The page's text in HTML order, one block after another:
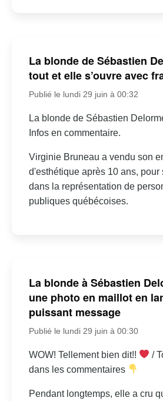
La blonde de Sébastien
tout et elle s’ouvre avec
Publié le lundi 29 juin à 00:32
La blonde de Sébastien
Infos en commentaire.
Virginie Bruneau a vendu son
d'esthétique après 10 ans, pour
dans la représentation de
publiques québécoises.
La blonde à Sébastien
une photo en maillot en
puissant message
Publié le lundi 29 juin à 00:30
WOW! Tellement bien dit!!
/
dans les commentaires
Pendant longtemps, elle a cru